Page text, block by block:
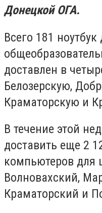
Донецкой ОГА.
Всего 181
доставлен в
Белозерскую,
Краматорскую и
В течение этой
доставить еще 2
компьютеров для
Волновахский,
Краматорский и